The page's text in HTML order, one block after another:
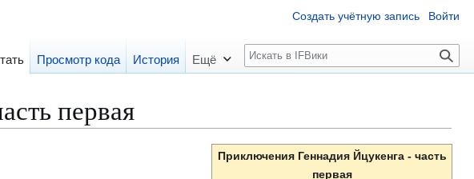
первая
Приключения Геннадия Йцукенга - часть
первая
Создать учётную запись Войти
Просмотр кода История Ещё
П
о
к